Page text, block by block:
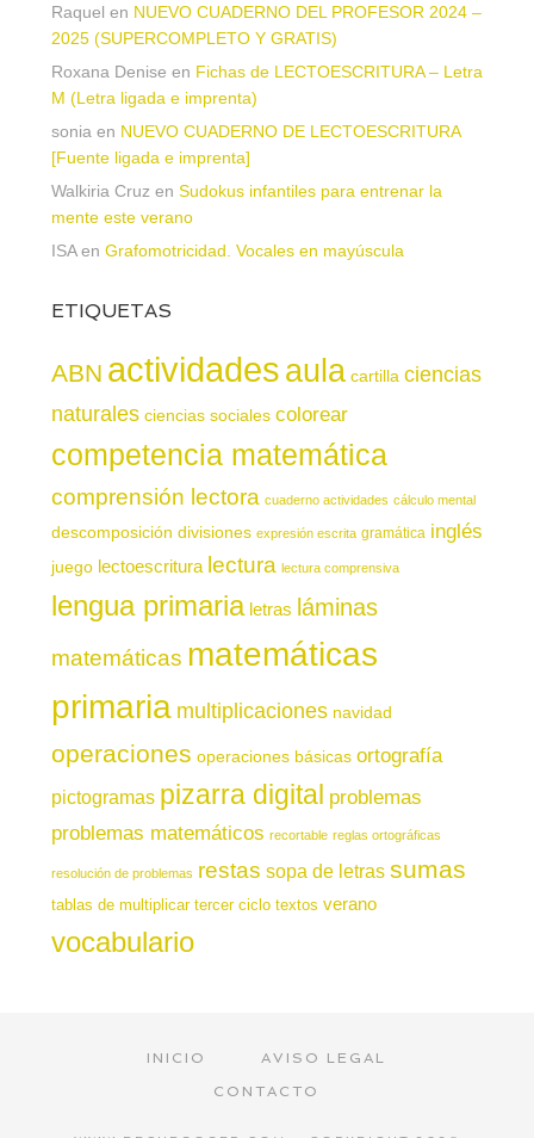
Raquel en NUEVO CUADERNO DEL PROFESOR 2024 –
2025 (SUPERCOMPLETO Y GRATIS)
Roxana Denise en Fichas de LECTOESCRITURA – Letra
M (Letra ligada e imprenta)
sonia en NUEVO CUADERNO DE LECTOESCRITURA
[Fuente ligada e imprenta]
Walkiria Cruz en Sudokus infantiles para entrenar la
mente este verano
ISAen Grafomotricidad. Vocales en mayúscula
ETIQUETAS
ABN actividadesaula cartilla ciencias
naturales ciencias sociales colorear
competencia matemática
comprensión lectora cuaderno actividades cálculo mental
descomposición divisiones expresión escrita gramática inglés
juego lectoescritura lectura lectura comprensiva
lengua primaria letras láminas
matemáticas matemáticas
primaria multiplicaciones navidad
operaciones operaciones básicas ortografía
pictogramas pizarra digital problemas
problemas matemáticos recortable reglas ortográficas
resolución de problemas restas sopa de letras sumas
tablas de multiplicar tercer ciclo textos verano
vocabulario
INICIO
AVISO LEGAL
CONTACTO